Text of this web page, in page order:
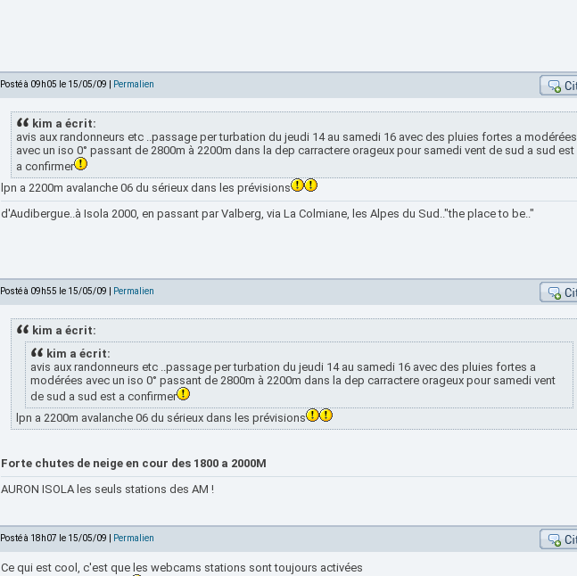
Posté à 09h05 le 15/05/09 | Permalien
kim a écrit:
avis aux randonneurs etc ..passage per turbation du jeudi 14 au samedi 16 avec des pluies fortes a modérées
avec un iso 0° passant de 2800m à 2200m dans la dep carractere orageux pour samedi vent de sud a sud est
a confirmer
lpn a 2200m avalanche 06 du sérieux dans les prévisions
d'Audibergue..à Isola 2000, en passant par Valberg, via La Colmiane, les Alpes du Sud.."the place to be.."
Posté à 09h55 le 15/05/09 | Permalien
kim a écrit:
kim a écrit:
avis aux randonneurs etc ..passage per turbation du jeudi 14 au samedi 16 avec des pluies fortes a
modérées avec un iso 0° passant de 2800m à 2200m dans la dep carractere orageux pour samedi vent
de sud a sud est a confirmer
lpn a 2200m avalanche 06 du sérieux dans les prévisions
Forte chutes de neige en cour des 1800 a 2000M
AURON ISOLA les seuls stations des AM !
Posté à 18h07 le 15/05/09 | Permalien
Ce qui est cool, c'est que les webcams stations sont toujours activées